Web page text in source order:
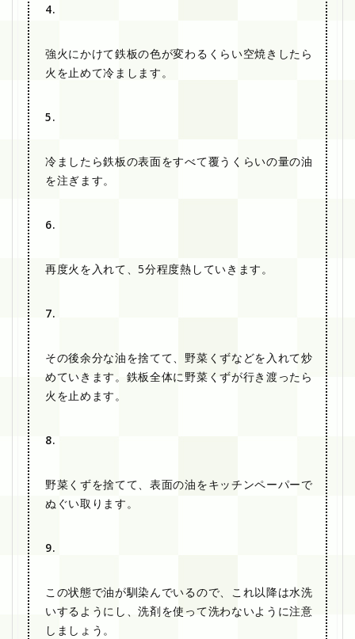
4.
強火にかけて鉄板の色が変わるくらい空焼きしたら
火を止めて冷まします。
5.
冷ましたら鉄板の表面をすべて覆うくらいの量の油
を注ぎます。
6.
再度火を入れて、5分程度熱していきます。
7.
その後余分な油を捨てて、野菜くずなどを入れて炒
めていきます。鉄板全体に野菜くずが行き渡ったら
火を止めます。
8.
野菜くずを捨てて、表面の油をキッチンペーパーで
ぬぐい取ります。
9.
この状態で油が馴染んでいるので、これ以降は水洗
いするようにし、洗剤を使って洗わないように注意
しましょう。